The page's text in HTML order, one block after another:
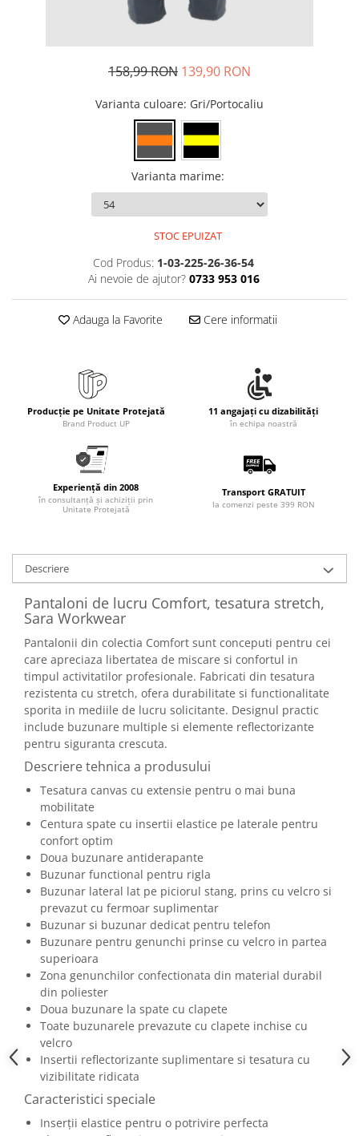
Instrumente de scris eco
Creioane mecanice si grafit
Carioci si creioane colorate
Rezerve instrumente scris
Tavite documente si suporturi
Ascutitori, radiere, agrafe
Curatenie si igiena
Produse Antibacteriene
Hartie igienica, prosoape hartie si
Articole pentru rufe, casa,
Articole pentru birou, suprafete,
pardoseli
Intretinere si odorizante masina
Accesorii pentru curatenie
Tipografie si stampile
Formulare tipizate
Caiete si blocnotesuri
personalizate
Stampile, tusiere si tus
Protectia muncii si Imbracaminte
Imbracaminte
Tricouri
Bluze & Pulovere
Pantaloni
Pantaloni cu pieptar
Hanorace
Jachete
Impermeabile
Reflectorizante
Incaltaminte
Incaltaminte de lucru si protectie
Incaltaminte de oras si munte
Echipamente medicale
Manusi de protectie
Accesorii pentru protectia capului
Antifoane
Ochelari de protectie si viziere
158,99 RON 139,90 RON
Varianta culoare: Gri/Portocaliu
Varianta marime:
STOC EPUIZAT
Cod Produs: 1-03-225-26-36-54
Ai nevoie de ajutor? 0733 953 016
Adauga la Favorite Cere informatii
Producție pe Unitate Protejată
Brand Product UP
11 angajați cu dizabilități
în echipa noastră
Experiență din 2008
în consultanță și achiziții prin
Unitate Protejată
Transport GRATUIT
la comenzi peste 399 RON
Descriere
Pantaloni de lucru Comfort, tesatura stretch,
Sara Workwear
Pantalonii din colectia Comfort sunt conceputi pentru cei
care apreciaza libertatea de miscare si confortul in
timpul activitatilor profesionale. Fabricati din tesatura
rezistenta cu stretch, ofera durabilitate si functionalitate
sporita in mediile de lucru solicitante. Designul practic
include buzunare multiple si elemente reflectorizante
pentru siguranta crescuta.
Descriere tehnica a produsului
Tesatura canvas cu extensie pentru o mai buna
mobilitate
Centura spate cu insertii elastice pe laterale pentru
confort optim
Doua buzunare antiderapante
Buzunar functional pentru rigla
Buzunar lateral lat pe piciorul stang, prins cu velcro si
prevazut cu fermoar suplimentar
Buzunar si buzunar dedicat pentru telefon
Buzunare pentru genunchi prinse cu velcro in partea
superioara
Zona genunchilor confectionata din material durabil
din poliester
Doua buzunare la spate cu clapete
Toate buzunarele prevazute cu clapete inchise cu
velcro
Insertii reflectorizante suplimentare si tesatura cu
vizibilitate ridicata
Caracteristici speciale
Inserții elastice pentru o potrivire perfecta